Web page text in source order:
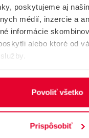
poskytujeme aj
médií, inzercie a
informácie
alebo ktoré od
Povoliť všetko
Prispôsobiť
SÚVISIACE